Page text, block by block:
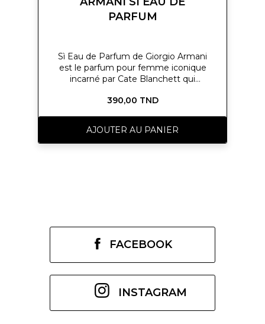
PARFUM
Sì Eau de Parfum de Giorgio Armani
est le parfum pour femme iconique
incarné par Cate Blanchett qui
femme.
390,00 TND
AJOUTER AU PANIER
FACEBOOK
INSTAGRAM